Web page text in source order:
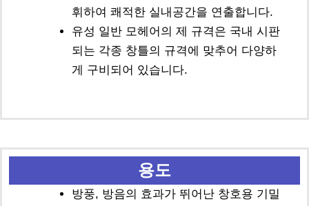
휘하여 쾌적한 실내공간을 연출합니다.
유성 일반 모헤어의 제 규격은 국내 시판
되는 각종 창틀의 규격에 맞추어 다양하
게 구비되어 있습니다.
용도
방풍, 방음의 효과가 뛰어난 창호용 기밀